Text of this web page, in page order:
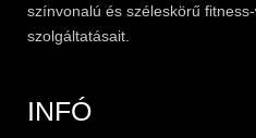
színvonalú és széleskörű fitness
szolgáltatásait.
INFÓ